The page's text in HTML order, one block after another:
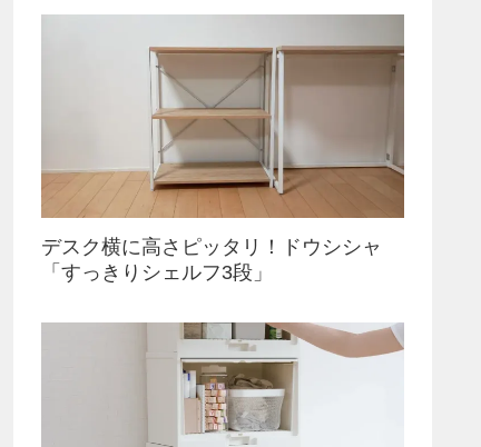
デスク横に高さピッタリ！ドウシシャ
「すっきりシェルフ3段」